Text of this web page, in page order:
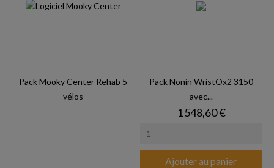
Pack Mooky Center Rehab 5
vélos
Pack Nonin WristOx2 3150
avec...
Prix
1 548,60 €
Ajouter au panier